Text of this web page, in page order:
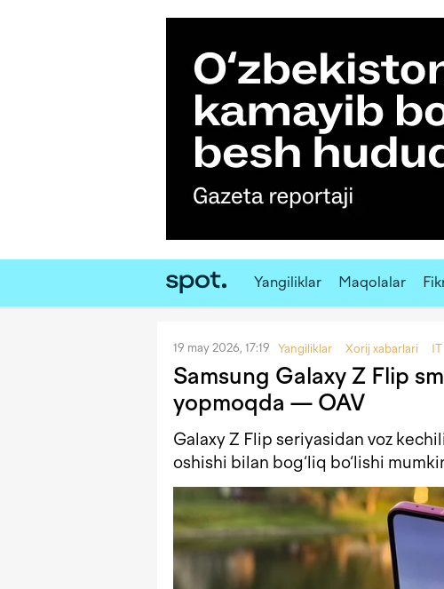
Yangiliklar Maqolalar
19 may 2026, 17:19 Yangiliklar Xorij xabarlari IT
Samsung Galaxy Z Flip
yopmoqda — OAV
Galaxy Z Flip seriyasidan voz
oshishi bilan bog‘liq bo‘lishi